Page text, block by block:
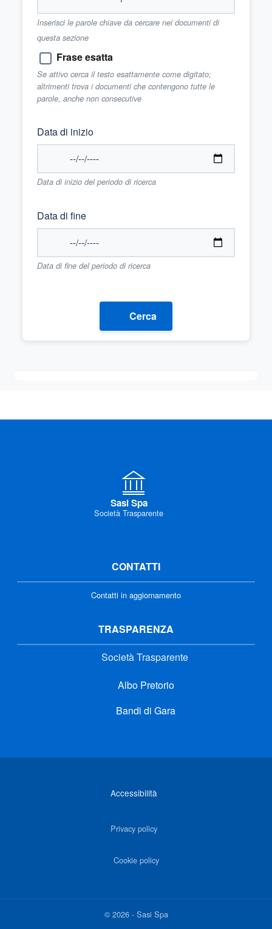
Inserisci le parole chiave da cercare nei documenti di
questa sezione
Frase esatta
Se attivo cerca il testo esattamente come digitato;
altrimenti trova i documenti che contengono tutte le
parole, anche non consecutive
Data di inizio
Data di inizio del periodo di ricerca
Data di fine
Data di fine del periodo di ricerca
Cerca
Sasi Spa
Società Trasparente
CONTATTI
Contatti in aggiornamento
TRASPARENZA
Società Trasparente
Albo Pretorio
Bandi di Gara
Accessibilità
Privacy policy
Cookie policy
©2026- Sasi Spa